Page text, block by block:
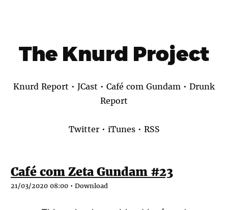
The Knurd Project
Knurd Report • JCast • Café com Gundam • Drunk
Report
Twitter • iTunes • RSS
Café com Zeta Gundam #23
21/03/2020 08:00 • Download